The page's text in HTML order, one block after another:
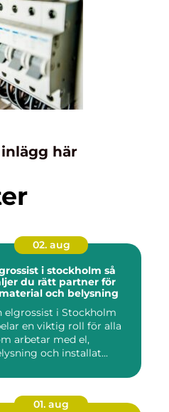
här
02. aug
i stockholm så
du rätt partner för
och belysning
elgrossist i Stockholm
en viktig roll för alla
arbetar med el,
och installat...
01. aug